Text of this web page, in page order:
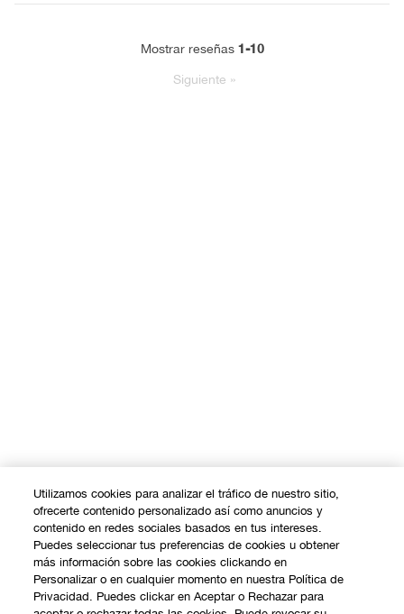
Mostrar reseñas 1-10
Siguiente »
Utilizamos cookies para analizar el tráfico de nuestro sitio,
ofrecerte contenido personalizado así como anuncios y
contenido en redes sociales basados en tus intereses.
Puedes seleccionar tus preferencias de cookies u obtener
más información sobre las cookies clickando en
Personalizar o en cualquier momento en nuestra Política de
Privacidad. Puedes clickar en Aceptar o Rechazar para